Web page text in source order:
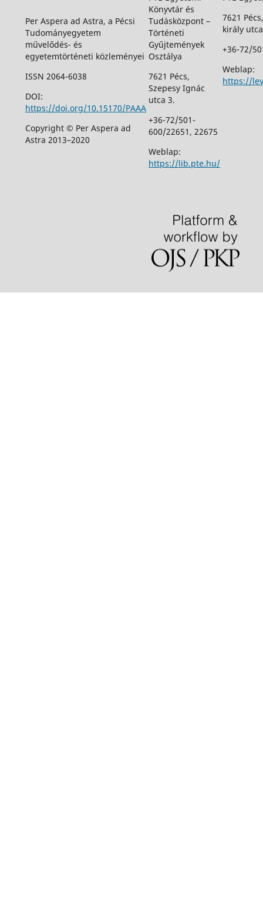
Per Aspera ad Astra, a Pécsi
Tudományegyetem
művelődés- és
egyetemtörténeti közleményei
ISSN 2064-6038
DOI:
https://doi.org/10.15170/PAAA
Copyright © Per Aspera ad
Astra 2013–2020
Könyvtár és
Tudásközpont –
Történeti
Gyűjtemények
Osztálya
7621 Pécs,
Szepesy Ignác
utca 3.
+36-72/501-
600/22651, 22675
Weblap:
https://lib.pte.hu/
7621
király
+36-72/
Weblap:
https://